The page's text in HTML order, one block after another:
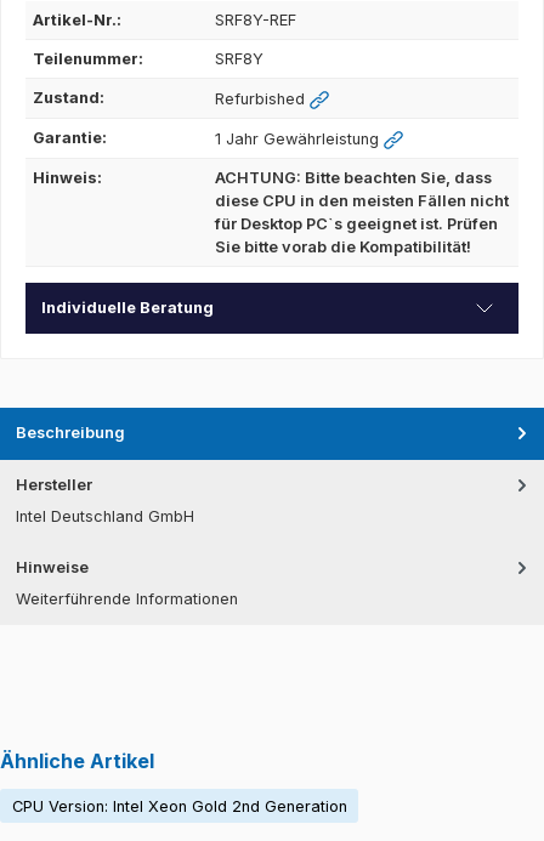
Artikel-Nr.: SRF8Y-REF
Teilenummer: SRF8Y
Zustand: Refurbished
Garantie: 1 Jahr Gewährleistung
Hinweis:
ACHTUNG: Bitte beachten Sie, dass
diese CPU in den meisten Fällen nicht
für Desktop PC`s geeignet ist. Prüfen
Sie bitte vorab die Kompatibilität!
Individuelle Beratung
Beschreibung
Hersteller
Intel Deutschland GmbH
Hinweise
Weiterführende Informationen
Ähnliche Artikel
CPU Version: Intel Xeon Gold 2nd Generation